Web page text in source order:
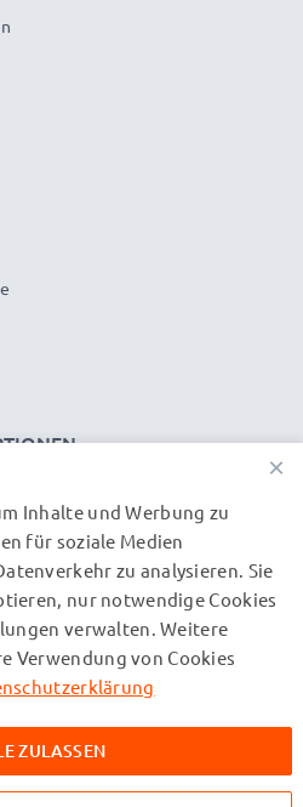
Mehrwertsteuer und
beachten Sie, dass alle
zur Information über unsere
genannt werden.
×
Inhalte und Werbung zu
für soziale Medien
zu analysieren. Sie
nur notwendige Cookies
verwalten. Weitere
Verwendung von Cookies
ZULASSEN